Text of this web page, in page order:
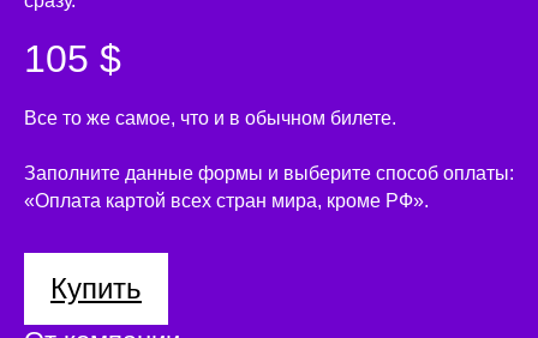
105 $
Все то же самое, что и в обычном билете.
Заполните данные формы и выберите способ оплаты:
«Оплата картой всех стран мира, кроме РФ».
Купить